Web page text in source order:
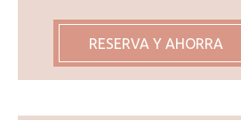
RESERVA Y AHORRA